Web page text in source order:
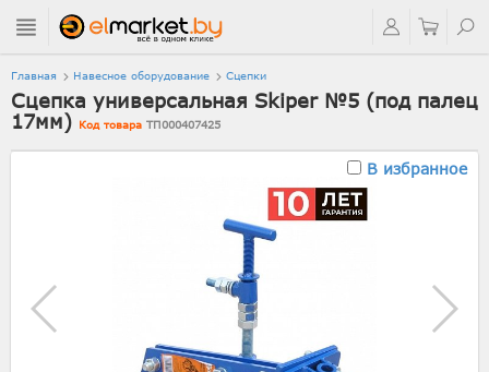
Главная Навесное оборудование Сцепки
Сцепка универсальная Skiper №5 (под палец
17мм) Код товара ТП000407425
В избранное